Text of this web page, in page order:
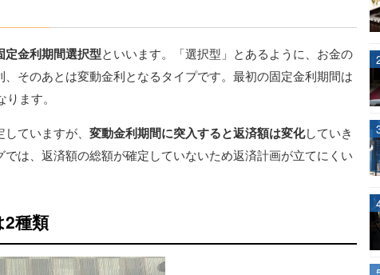
定金利期間選択型といいます。「選択型」とあるように、お金の
そのあとは変動金利となるタイプです。最初の固定金利期間は
ます。
ていますが、 変動金利期間に突入すると返済額は変化していき
は、返済額の総額が確定していないため返済計画が立てにくい
種類